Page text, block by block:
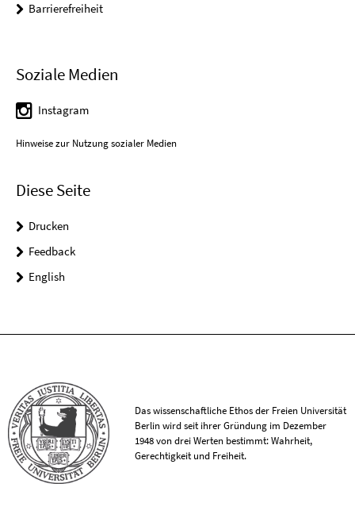
Barrierefreiheit
Soziale Medien
Instagram
Hinweise zur Nutzung sozialer Medien
Diese Seite
Drucken
Feedback
English
Das wissenschaftliche Ethos der Freien Universität
Berlin wird seit ihrer Gründung im Dezember
1948 von drei Werten bestimmt: Wahrheit,
Gerechtigkeit und Freiheit.